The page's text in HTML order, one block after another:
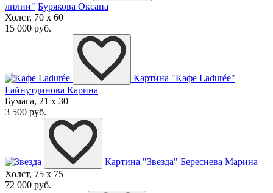
лилии" Бурякова Оксана
Холст, 70 x 60
15 000 руб.
Картина "Кафе Ladurée"
Гайнутдинова Карина
Бумага, 21 x 30
3 500 руб.
Картина "Звезда" Береснева Марина
Холст, 75 x 75
72 000 руб.